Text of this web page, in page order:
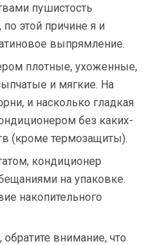
пушистость
этой причине я и
выпрямление.
плотные, ухоженные,
и мягкие. На
и насколько гладкая
без каких-
(кроме термозащиты).
кондиционер
на упаковке.
накопительного
обратите внимание, что